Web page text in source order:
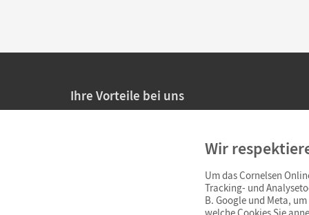
Ihre Vorteile bei uns
Persönliche Angebote für Lehrkräfte
Sicheres Einkaufen mit SSL-Verschlüsselung
Wir
Um das Cornelsen
Tracking- und
B. Google und Meta,